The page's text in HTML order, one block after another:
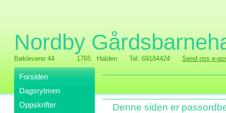
Nordby
Bøklevene 44 1765 Halden Tel: 69184424 Send oss e-
Forsiden
Dagsrytmen
Oppskrifter
Denne siden er